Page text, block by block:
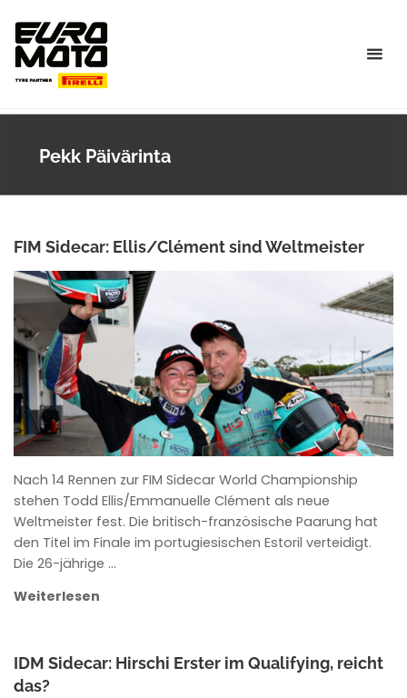
content
Pekk Päivärinta
FIM Sidecar: Ellis/Clément sind Weltmeister
ANKE WIECZOREK
Nach 14 Rennen zur FIM Sidecar World Championship
stehen Todd Ellis/Emmanuelle Clément als neue
Weltmeister fest. Die britisch-französische Paarung hat
den Titel im Finale im portugiesischen Estoril verteidigt.
Die 26-jährige …
Weiterlesen
IDM Sidecar: Hirschi Erster im Qualifying, reicht
das?